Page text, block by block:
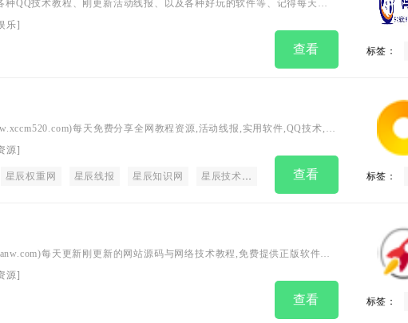
种QQ技术教程、刚更新活动线报、以及各种好玩的软件等、记得每天都
网站，让生活更加精彩！
乐]
查看 标签：
每天免费分享全网教程资源,活动线报,实用软件,QQ技术,视
志内容,致力打造网络技术的免费资源分享平台,好资源不私藏,大家一起分
源]
星辰权重网 星辰线报 星辰知识网 星辰技术网 星辰分享网
查看 标签：
每天更新刚更新的网站源码与网络技术教程,免费提供正版软件、
程以及其他网络资源,打造全网教程资源分享排优秀平台！
源]
查看 标签：